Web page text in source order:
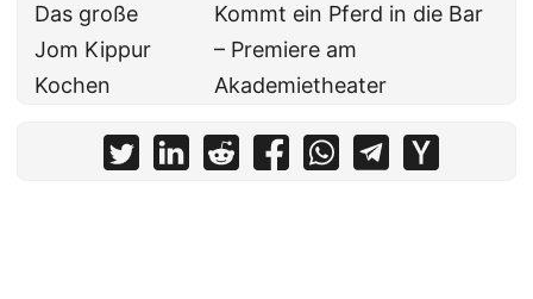
Das große
Jom Kippur
Kochen
Kommt ein Pferd in die Bar
– Premiere am
Akademietheater